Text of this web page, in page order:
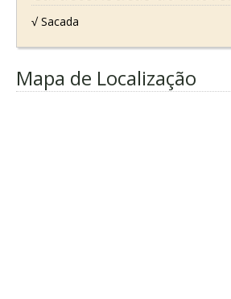
√ Sacada
Mapa de Localização